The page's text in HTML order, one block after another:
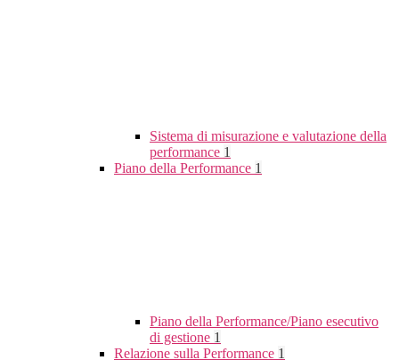
Sistema di misurazione e valutazione della
performance 1
Piano della Performance 1
Piano della Performance/Piano esecutivo
di gestione 1
Relazione sulla Performance 1